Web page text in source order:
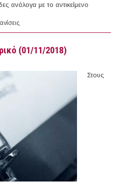
ανάλογα με το αντικείμενο
στο εξωτερικό (02/11/2018)
(01/11/2018)
Στους